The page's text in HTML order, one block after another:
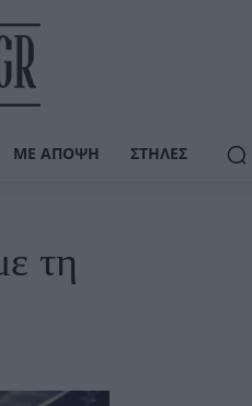
ΜΕ ΆΠΟΨΗ ΣΤΉΛΕΣ
τη